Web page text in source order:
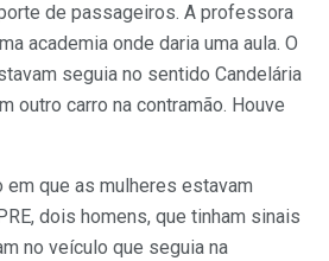
de passageiros. A professora
academia onde daria uma aula. O
seguia no sentido Candelária
outro carro na contramão. Houve
em que as mulheres estavam
dois homens, que tinham sinais
no veículo que seguia na